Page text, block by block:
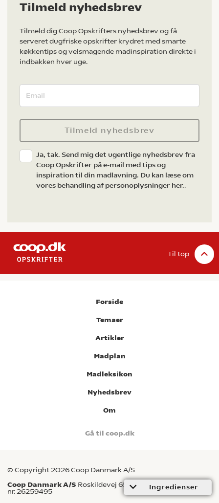
Ingredienser
Tilmeld nyhedsbrev
Tilmeld dig Coop Opskrifters nyhedsbrev og få
serveret dugfriske opskrifter krydret med smarte
køkkentips og velsmagende madinspiration direkte i
indbakken hver uge.
Tilmeld nyhedsbrev
Ja, tak. Send mig det ugentlige nyhedsbrev fra
Coop Opskrifter på e-mail med tips og
inspiration til din madlavning. Du kan læse om
vores behandling af personoplysninger her..
Til top
Forside
Temaer
Artikler
Madplan
Madleksikon
Nyhedsbrev
Om
Gå til coop.dk
© Copyright 2026 Coop Danmark A/S
Coop Danmark A/S Roskildevej 65, 2620 Albertslund CVR-
nr. 26259495